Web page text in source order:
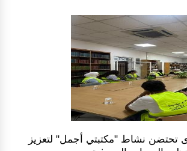
تحتضن نشاط "مكتبتي أجمل" لتعزيز